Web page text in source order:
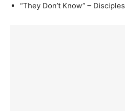
“They Don’t Know” – Disciples